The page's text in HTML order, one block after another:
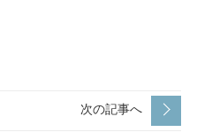
次の記事へ